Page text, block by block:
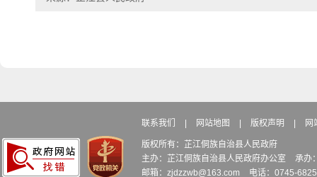
联系我们 网站地图 版权声明 网
版权所有：芷江侗族自治县人民政府
主办：芷江侗族自治县人民政府办公室
承办
邮箱：zjdzzwb@163.com
电话：0745-